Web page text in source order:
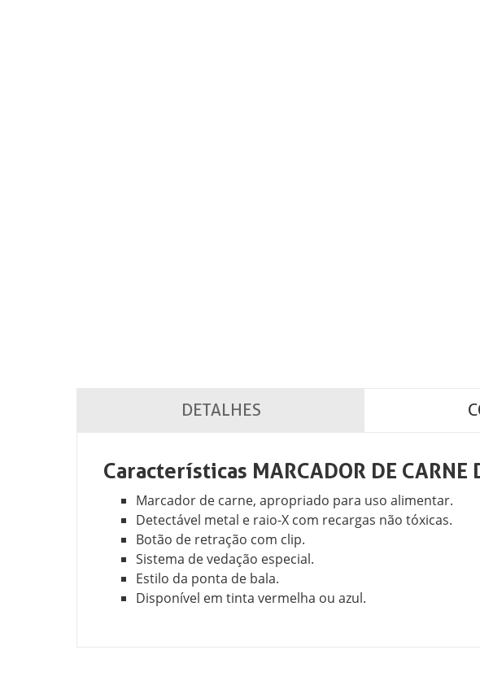
DETALHES
Características MARCADOR DE CARNE
Marcador de carne, apropriado para uso alimentar.
Detectável metal e raio-X com recargas não tóxicas.
Botão de retração com clip.
Sistema de vedação especial.
Estilo da ponta de bala.
Disponível em tinta vermelha ou azul.